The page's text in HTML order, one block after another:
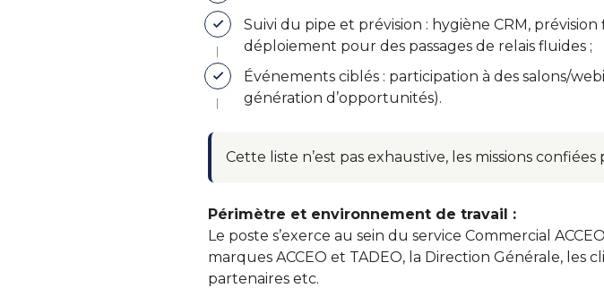
Suivi du pipe et prévision : hygiène CRM,
déploiement pour des passages de relais fluides ;
Événements ciblés : participation à des salons/
génération d’opportunités).
Cette liste n’est pas exhaustive, les missions
Périmètre et environnement de travail :
Le poste s’exerce au sein du service Commercial
marques ACCEO et TADEO, la Direction Générale, les
partenaires etc.